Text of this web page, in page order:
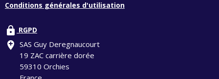
Conditions générales d'utilisation
lock RGPD
add_location SAS Guy Deregnaucourt
19 ZAC carrière dorée
59310 Orchies